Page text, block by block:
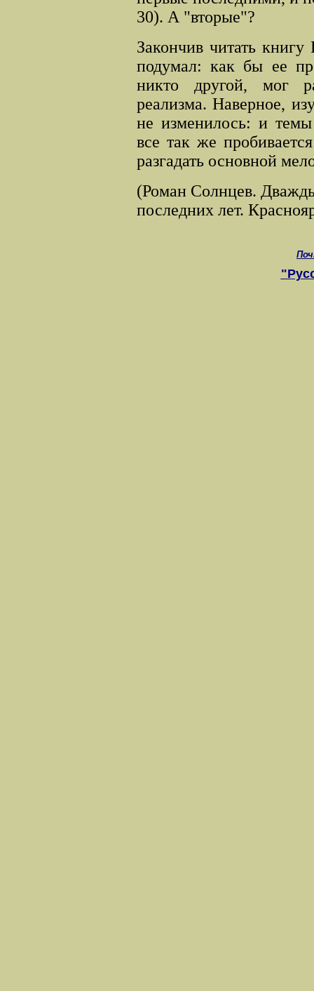
30). А "вторые"?
Закончив читать
подумал: как бы ее
никто другой, мог
реализма. Наверное,
не изменилось: и
все так же
разгадать основной
(Роман Солнцев.
последних лет.